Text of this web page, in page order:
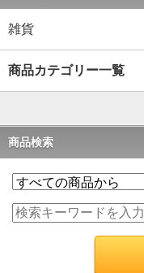
雑貨
商品カテゴリー一覧
商品検索